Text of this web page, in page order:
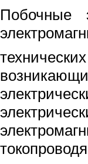
Побочные